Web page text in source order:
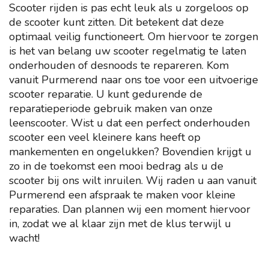
Scooter rijden is pas echt leuk als u zorgeloos op
de scooter kunt zitten. Dit betekent dat deze
optimaal veilig functioneert. Om hiervoor te zorgen
is het van belang uw scooter regelmatig te laten
onderhouden of desnoods te repareren. Kom
vanuit Purmerend naar ons toe voor een uitvoerige
scooter reparatie. U kunt gedurende de
reparatieperiode gebruik maken van onze
leenscooter. Wist u dat een perfect onderhouden
scooter een veel kleinere kans heeft op
mankementen en ongelukken? Bovendien krijgt u
zo in de toekomst een mooi bedrag als u de
scooter bij ons wilt inruilen. Wij raden u aan vanuit
Purmerend een afspraak te maken voor kleine
reparaties. Dan plannen wij een moment hiervoor
in, zodat we al klaar zijn met de klus terwijl u
wacht!